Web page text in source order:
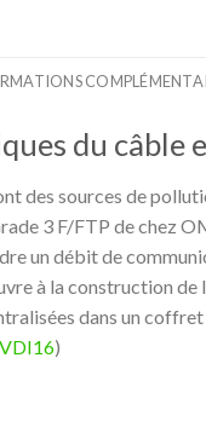
du câble
des sources de
3 F/FTP de chez
un débit de
à la construction de
dans un
VDI16)